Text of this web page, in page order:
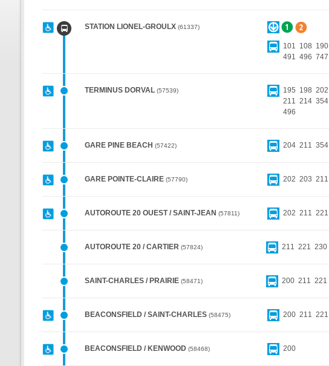
STATION LIONEL-GROULX 61337
101 108 190
491 496 747
TERMINUS DORVAL 57539 195 198 202
211 214 354
496
GARE PINE BEACH 57422 204 211 354
GARE POINTE-CLAIRE 57790 202 203 211
AUTOROUTE 20 OUEST / SAINT-JEAN 57811 202 211 221
AUTOROUTE 20 / CARTIER 57824 211 221 230
SAINT-CHARLES / PRAIRIE 58471 200 211 221
BEACONSFIELD / SAINT-CHARLES 58475 200 211 221
BEACONSFIELD / KENWOOD 58468 200